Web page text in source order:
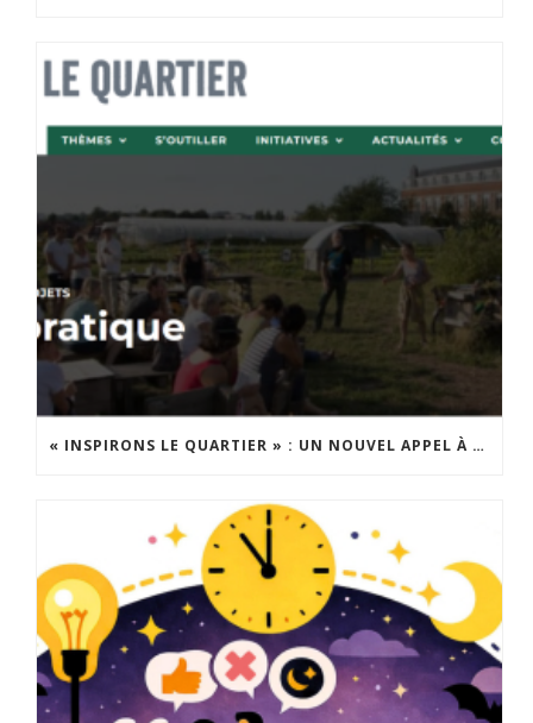
« INSPIRONS LE QUARTIER » : UN NOUVEL APPEL À PROJETS EST LANCÉ !